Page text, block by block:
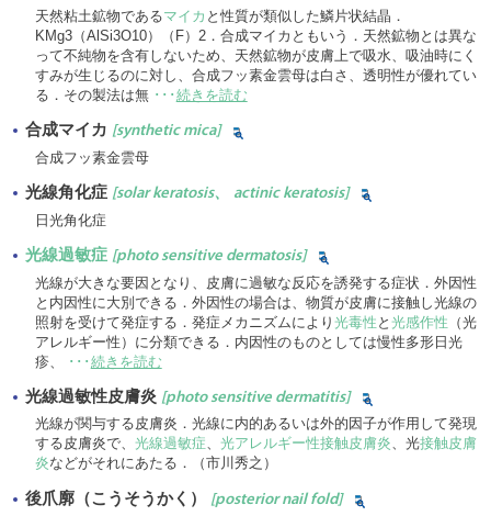
天然粘土鉱物であるマイカ と性質が類似した鱗片状結晶．
KMg3（AlSi3O10）（F）2．合成マイカともいう．天然鉱物とは異な
って不純物を含有しないため、天然鉱物が皮膚上で吸水、吸油時にく
すみが生じるのに対し、合成フッ素金雲母は白さ、透明性が優れてい
る．その製法は無 ･･･ 続きを読む
合成マイカ [synthetic mica]
合成フッ素金雲母
光線角化症 [solar keratosis、 actinic keratosis]
日光角化症
光線過敏症 [photo sensitive dermatosis]
光線が大きな要因となり、皮膚に過敏な反応を誘発する症状．外因性
と内因性に大別できる．外因性の場合は、物質が皮膚に接触し光線の
照射を受けて発症する．発症メカニズムにより 光毒性 と 光感作性 （光
アレルギー性）に分類できる．内因性のものとしては慢性多形日光
疹、
･･･ 続きを読む
光線過敏性皮膚炎 [photo sensitive dermatitis]
光線が関与する皮膚炎．光線に内的あるいは外的因子が作用して発現
する皮膚炎で、 光線過敏症、 光アレルギー性接触皮膚炎、光接触皮膚
炎などがそれにあたる．（市川秀之）
後爪廓（こうそうかく） [posterior nail fold]